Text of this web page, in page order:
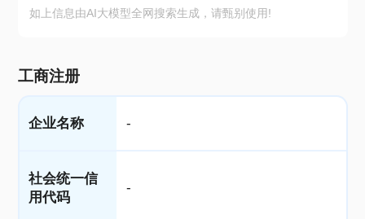
如上信息由AI大模型全网搜索生成，请甄别使用!
工商注册
企业名称 -
社会统一信
用代码
-